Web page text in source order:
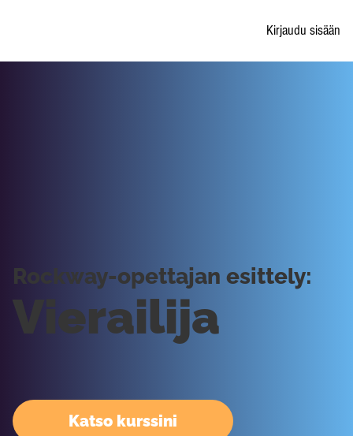
Kirjaudu sisään
Vierailija
Rockway-opettajan esittely:
Katso kurssini